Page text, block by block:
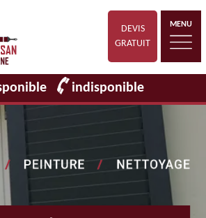
DEVIS
GRATUIT
MENU
indisponible